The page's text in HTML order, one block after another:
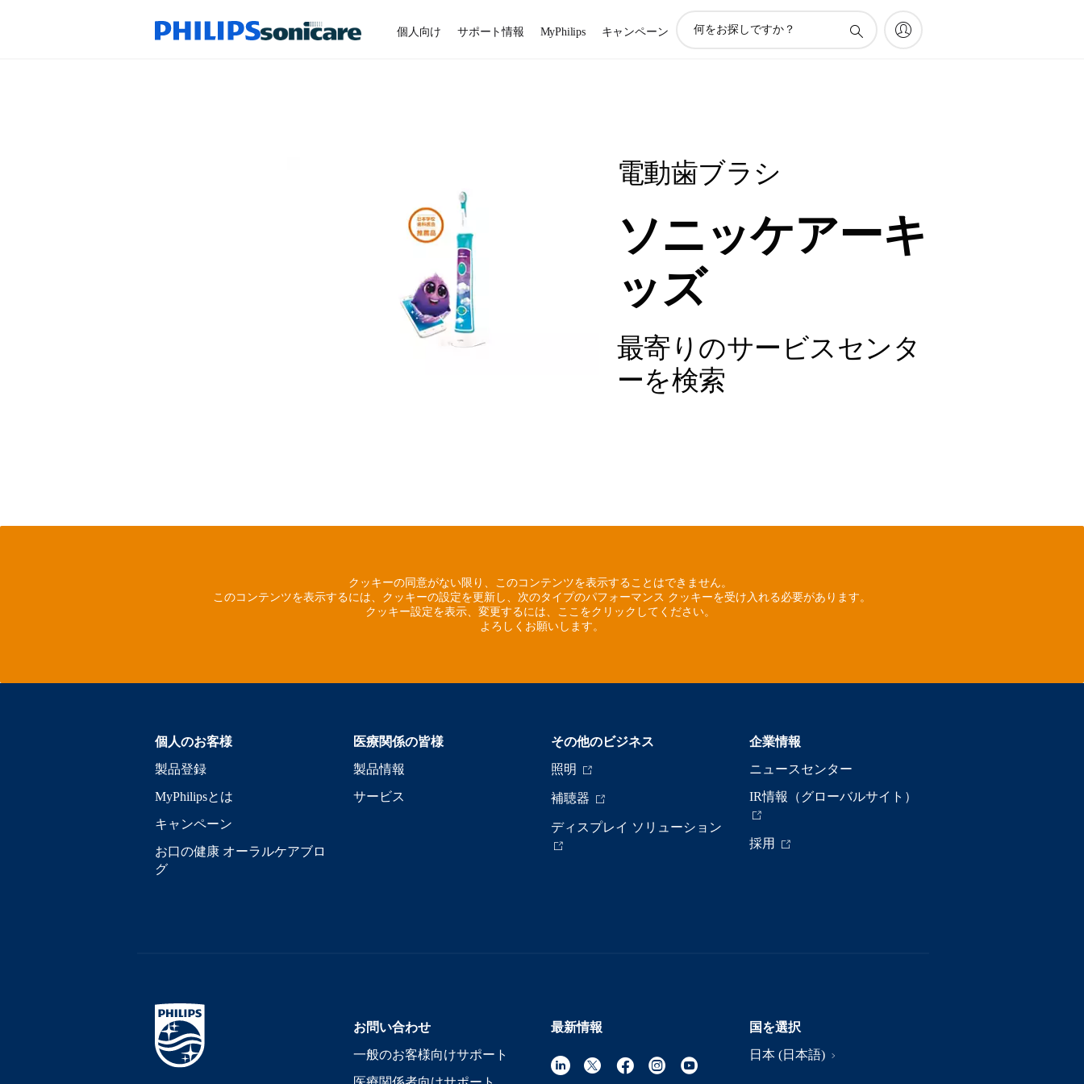
個人向け サポート情報 MyPhilips キャンペーン
検
索
電動歯ブラシ
ソニッケアーキ
ッズ
最寄りのサービスセンタ
ーを検索
クッキーの同意がない限り、このコンテンツを表示することはできません。
このコンテンツを表示するには、クッキーの設定を更新し、次のタイプのパフォーマンス クッキーを受け入れる必要があります。
クッキー設定を表示、変更するには、ここをクリックしてください。
よろしくお願いします。
個人のお客様
製品登録
MyPhilipsとは
キャンペーン
お口の健康 オーラルケアブロ
グ
医療関係の皆様
製品情報
サービス
その他のビジネス
照明
補聴器
ディスプレイ ソリューション
企業情報
ニュースセンター
IR情報（グローバルサイト）
採用
お問い合わせ
一般のお客様向けサポート
最新情報
国を選択
日本 (日本語)